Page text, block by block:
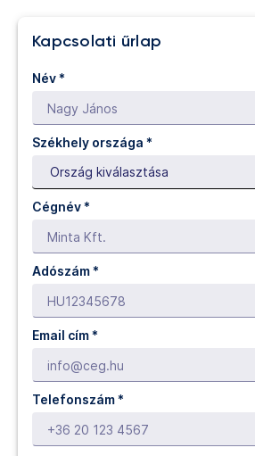
Kapcsolati űrlap
Név*
Székhely országa *
Cégnév*
Adószám *
Email cím*
Telefonszám*